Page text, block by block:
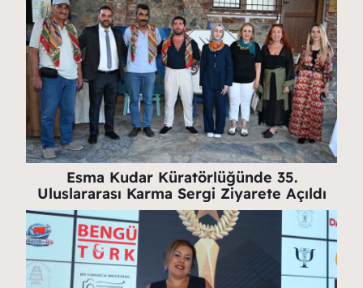
Esma Kudar Küratörlüğünde 35.
Uluslararası Karma Sergi Ziyarete Açıldı